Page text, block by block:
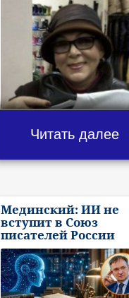
Читать далее
Мединский: ИИ не
вступит в Союз
писателей России